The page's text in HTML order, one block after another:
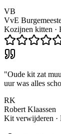
VB
VvE
Kozijnen kitten ·
"Oude kit zat
uur was alles
RK
Robert Klaassen
Kit verwijderen ·